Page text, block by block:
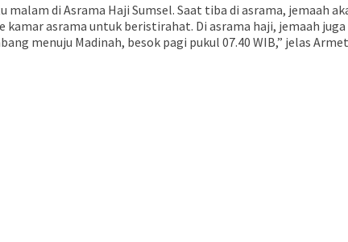
malam di Asrama Haji Sumsel. Saat tiba di asrama, jemaah
asrama untuk beristirahat. Di asrama haji, jemaah
menuju Madinah, besok pagi pukul 07.40 WIB,” jelas